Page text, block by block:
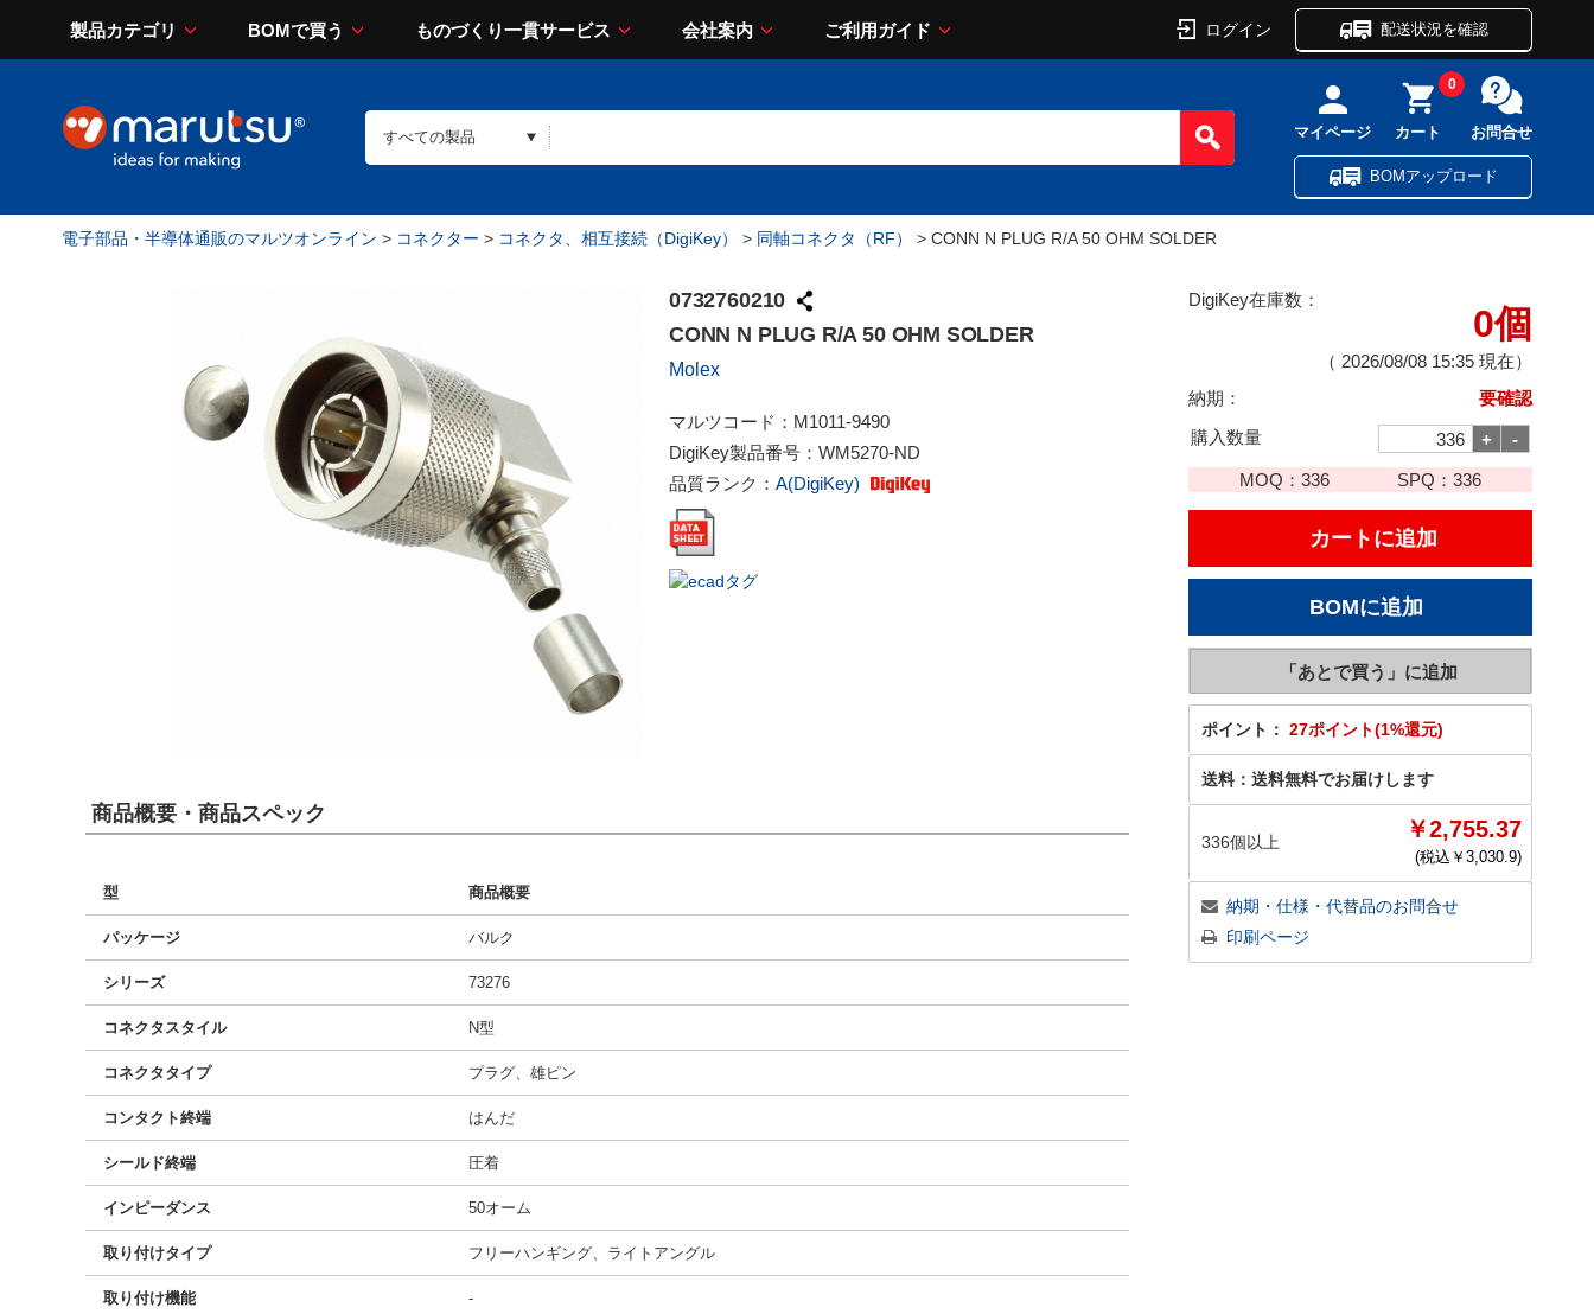
製品カテゴリ BOMで買う ものづくり一貫サービス 会社案内 ご利用ガイド ログイン 配送状況を確認
マイページ カート
0
お問合せ
BOMアップロード
電子部品・半導体通販のマルツオンライン > コネクター > コネクタ、相互接続（DigiKey） > 同軸コネクタ（RF） > CONN N PLUG R/A 50 OHM SOLDER
0732760210
CONN N PLUG R/A 50 OHM SOLDER
Molex
マルツコード： M1011-9490
DigiKey製品番号： WM5270-ND
品質ランク： A(DigiKey)
DigiKey在庫数：
0個
（ 2026/08/08 15:35 現在）
納期：
要確認
購入数量
MOQ：336 SPQ： 336
ポイント： 27ポイント(1%還元)
送料： 送料無料でお届けします
336個以上 ￥2,755.37
(税込￥ 3,030.9)
納期・仕様・代替品のお問合せ
印刷ページ
商品概要・商品スペック
型 商品概要
パッケージ バルク
シリーズ 73276
コネクタスタイル N型
コネクタタイプ プラグ、雄ピン
コンタクト終端 はんだ
シールド終端 圧着
インピーダンス 50オーム
取り付けタイプ フリーハンギング、ライトアングル
取り付け機能 -